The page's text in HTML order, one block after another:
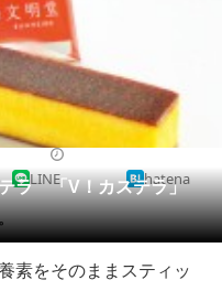
ズ
・育児
ーチ
ラ 「V！カステラ」
LINE hatena
素をそのままスティッ